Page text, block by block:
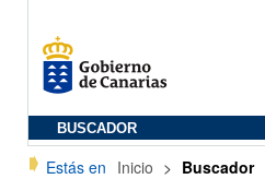
BUSCADOR
Estás en Inicio > Buscador